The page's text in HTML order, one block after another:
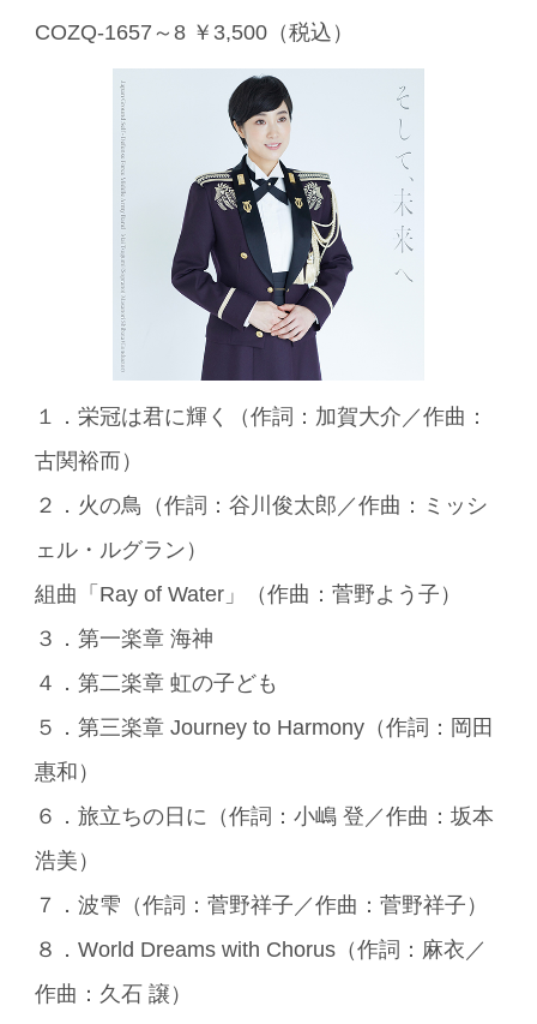
COZQ-1657～8 ￥3,500（税込）
１．栄冠は君に輝く（作詞：加賀大介／作曲：
古関裕而）
２．火の鳥（作詞：谷川俊太郎／作曲：ミッシ
ェル・ルグラン）
組曲「Ray of Water」（作曲：菅野よう子）
３．第一楽章 海神
４．第二楽章 虹の子ども
５．第三楽章 Journey to Harmony（作詞：岡田
惠和）
６．旅立ちの日に（作詞：小嶋 登／作曲：坂本
浩美）
７．波雫（作詞：菅野祥子／作曲：菅野祥子）
８．World Dreams with Chorus（作詞：麻衣／
作曲：久石 譲）